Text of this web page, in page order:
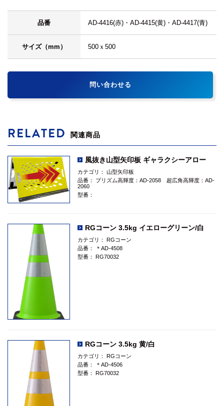
品番 AD-4416(赤)・AD-4415(黄)・AD-4417(青)
サイズ（mm） 500ｘ500
問い合わせる
RELATED 関連商品
風抜き山型矢印板 ギャラクシーアロー
カテゴリ：
山型矢印板
品番：
プリズム高輝度：AD-2058 超広角高輝度：AD-
2060
型番：
RGコーン 3.5kg イエローグリーン/白
カテゴリ：
RGコーン
品番：
＊AD-4508
型番：
RG70032
RGコーン 3.5kg 黄/白
カテゴリ：
RGコーン
品番：
＊AD-4506
型番：
RG70032